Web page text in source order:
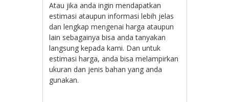
Atau jika anda ingin mendapatkan
estimasi ataupun informasi lebih jelas
dan lengkap mengenai harga ataupun
lain sebagainya bisa anda tanyakan
langsung kepada kami. Dan untuk
estimasi harga, anda bisa melampirkan
ukuran dan jenis bahan yang anda
gunakan.